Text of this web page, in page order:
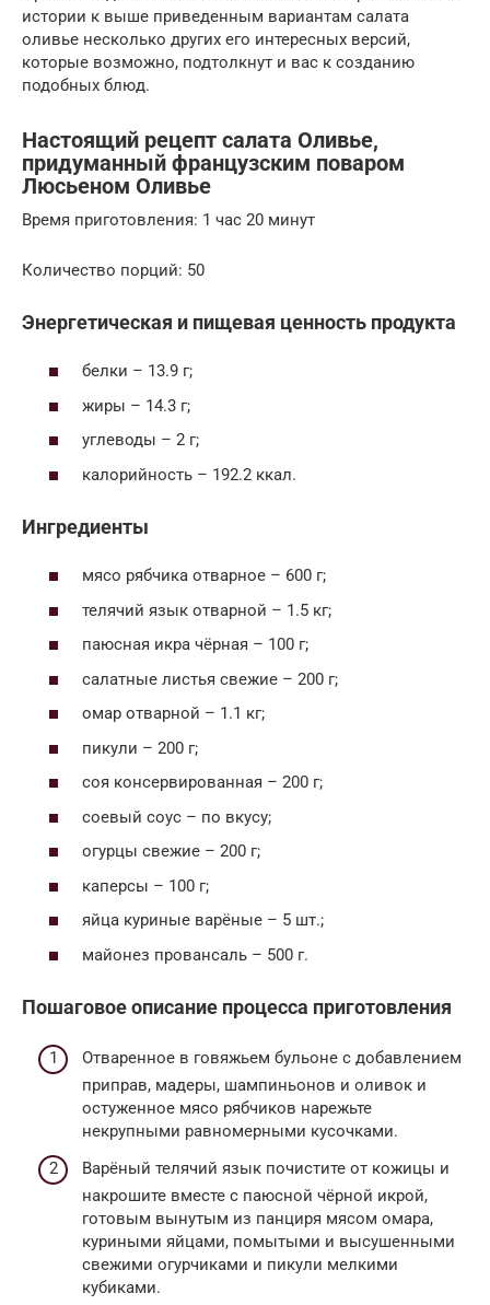
истории к выше приведенным вариантам салата
оливье несколько других его интересных версий,
которые возможно, подтолкнут и вас к созданию
подобных блюд.
Настоящий рецепт салата Оливье,
придуманный французским поваром
Люсьеном Оливье
Время приготовления: 1 час 20 минут
Количество порций: 50
Энергетическая и пищевая ценность продукта
белки – 13.9 г;
жиры – 14.3 г;
углеводы – 2 г;
калорийность – 192.2 ккал.
Ингредиенты
мясо рябчика отварное – 600 г;
телячий язык отварной – 1.5 кг;
паюсная икра чёрная – 100 г;
салатные листья свежие – 200 г;
омар отварной – 1.1 кг;
пикули – 200 г;
соя консервированная – 200 г;
соевый соус – по вкусу;
огурцы свежие – 200 г;
каперсы – 100 г;
яйца куриные варёные – 5 шт.;
майонез провансаль – 500 г.
Пошаговое описание процесса приготовления
Отваренное в говяжьем бульоне с добавлением
приправ, мадеры, шампиньонов и оливок и
остуженное мясо рябчиков нарежьте
некрупными равномерными кусочками.
Варёный телячий язык почистите от кожицы и
накрошите вместе с паюсной чёрной икрой,
готовым вынутым из панциря мясом омара,
куриными яйцами, помытыми и высушенными
свежими огурчиками и пикули мелкими
кубиками.